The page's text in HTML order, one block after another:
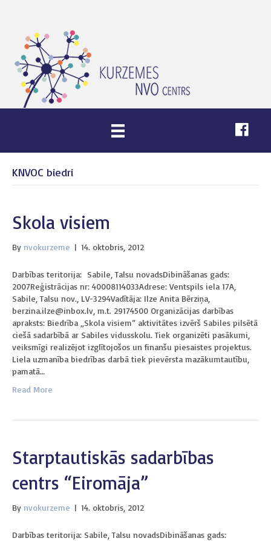
KNVOC biedri
Skola visiem
By nvokurzeme | 14. oktobris, 2012
Darbības teritorija: Sabile, Talsu novadsDibināšanas gads:
2007Reģistrācijas nr: 40008114033Adrese: Ventspils iela 17A,
Sabile, Talsu nov., LV-3294Vadītāja: Ilze Anita Bērziņa,
berzina.ilze@inbox.lv, m.t. 29174500 Organizācijas darbības
apraksts: Biedrība „Skola visiem” aktivitātes izvērš Sabiles pilsētā
ciešā sadarbībā ar Sabiles vidusskolu. Tiek organizēti pasākumi,
veiksmīgi realizējot izglītojošos un finanšu piesaistes projektus.
Liela uzmanība biedrības darbā tiek pievērsta mazākumtautību,
pamatā…
Read More
Starptautiskās sadarbības
centrs “Eiromāja”
By nvokurzeme | 14. oktobris, 2012
Darbības teritorija: Sabile, Talsu novadsDibināšanas gads: